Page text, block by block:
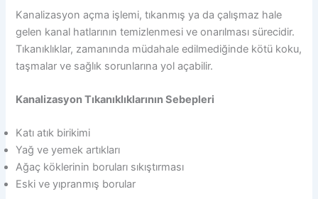
Kanalizasyon açma işlemi, tıkanmış ya da çalışmaz hale
gelen kanal hatlarının temizlenmesi ve onarılması sürecidir.
Tıkanıklıklar, zamanında müdahale edilmediğinde kötü koku,
taşmalar ve sağlık sorunlarına yol açabilir.
Kanalizasyon Tıkanıklıklarının Sebepleri
Katı atık birikimi
Yağ ve yemek artıkları
Ağaç köklerinin boruları sıkıştırması
Eski ve yıpranmış borular